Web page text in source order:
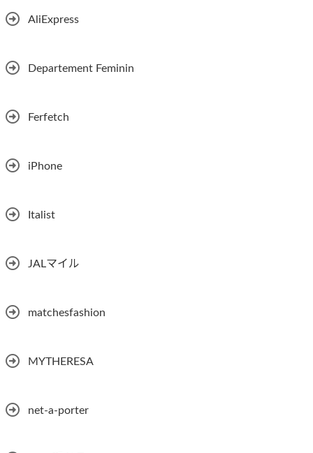
AliExpress
Departement Feminin
Ferfetch
iPhone
Italist
JALマイル
matchesfashion
MYTHERESA
net-a-porter